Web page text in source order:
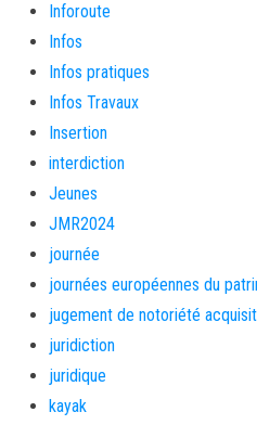
Inforoute
Infos
Infos pratiques
Infos Travaux
Insertion
interdiction
Jeunes
JMR2024
journée
journées européennes du
jugement de notoriété
juridiction
juridique
kayak